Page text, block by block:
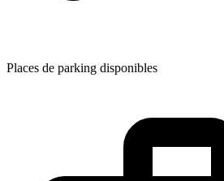
Places de parking disponibles